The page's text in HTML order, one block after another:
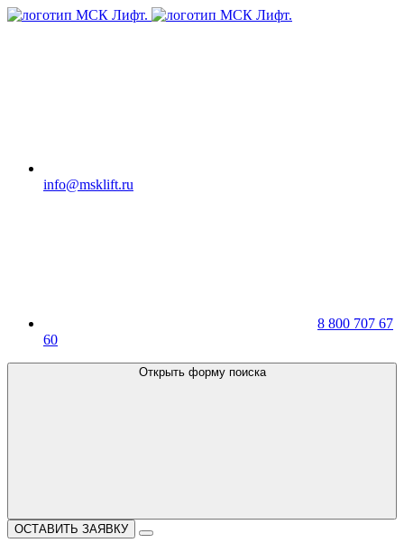
info@msklift.ru
8 800 707 67
60
Открыть форму поиска
ОСТАВИТЬ ЗАЯВКУ